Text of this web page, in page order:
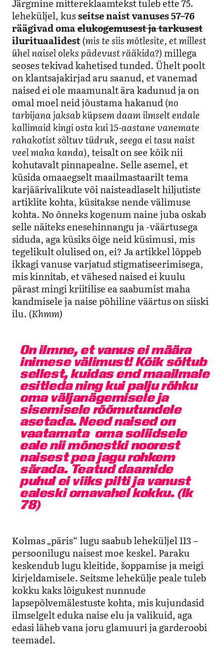
Järgmine mittereklaamtekst tuleb ette 75.
leheküljel, kusseitse naist vanuses 57–76
räägivad omaelukogemusest ja tarkusest
ilurituaalidest(mis te siis mõtlesite, et millest
ühel naisel oleks pädevust rääkida?) millega
seoses tekivad kahetised tunded. Ühelt poolt
on klantsajakirjad aru saanud, et vanemad
naised ei ole maamunalt ära kadunud ja on
omal moel neid jõustama hakanud (no
tarbijana jaksab küpsem daam ilmselt endale
kallimaid kingi osta kui 15-aastane vanemate
rahakotist sõltuv tüdruk, seega ei tasu naist
veel maha kanda), teisalt on see kõik nii
kohutavalt pinnapealne. Selle asemel, et
küsida omaaegselt maailmastaarilt tema
karjäärivalikute või naisteadlaselt hiljutiste
artiklite kohta, küsitakse nende välimuse
kohta. No õnneks kogenum naine juba oskab
selle näiteks enesehinnangu ja -väärtusega
siduda, aga küsiks õige neid küsimusi, mis
tegelikult olulised on, ei? Ja artikkel lõppeb
ikkagi vanuse varjatud stigmatiseerimisega,
mis kinnitab, et vähesed naised ei kuulu
pärast mingi kriitilise ea saabumist maha
kandmisele ja naise põhiline väärtus on siiski
ilu. (Khmm)
On ilmne, et vanus ei määra
inimese välimust! Kõik sõltub
sellest, kuidas end maailmale
esitleda ning kui palju rõhku
oma väljanägemisele ja
sisemisele rõõmutundele
asetada. Need naised on
vaatamata oma soliidsele
eale nii mõnestki noorest
naisest pea jagu rohkem
särada. Teatud daamide
puhul ei viiks pilti ja vanust
ealeski omavahel kokku. (lk
78)
Kolmas „päris“ lugu saabub leheküljel 113 –
persoonilugu naisest moe keskel. Paraku
keskendub lugu kleitide, šoppamise ja meigi
kirjeldamisele. Seitsme lehekülje peale tuleb
kokku kaks lõigukest nunnude
lapsepõlvemälestuste kohta, mis kujundasid
ilmselgelt eduka naise elu ja valikuid, aga
edasi läheb vana joru glamuuri ja garderoobi
teemadel.